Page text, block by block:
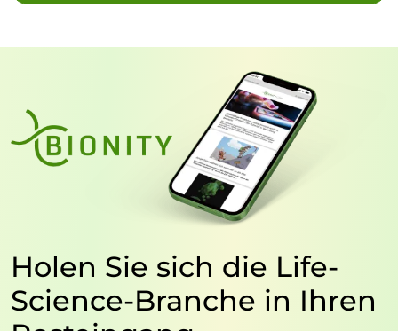
Holen Sie sich die Life-
Science-Branche in Ihren